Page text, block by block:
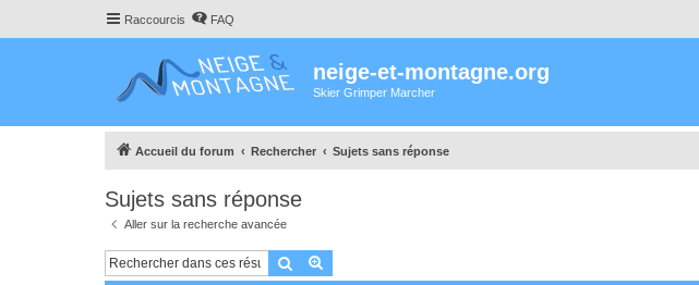
Raccourcis FAQ
neige-et-montagne.org
Skier Grimper Marcher
Accueil du forum Rechercher Sujets sans réponse
Sujets sans réponse
Aller sur la recherche avancée
Rechercher